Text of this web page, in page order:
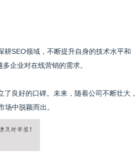
SEO领域，不断提升自身的技术水平和
企业对在线营销的需求。
良好的口碑。未来，随着公司不断壮大，
中脱颖而出。